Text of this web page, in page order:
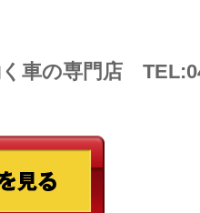
車の専門店